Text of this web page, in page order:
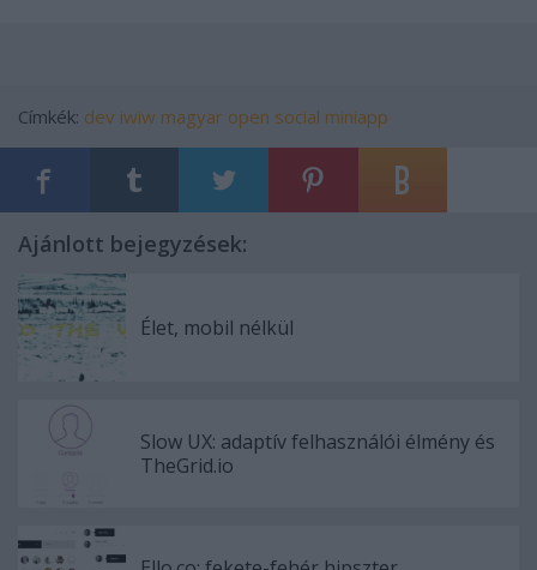
Címkék: dev iwiw magyar open social miniapp
Ajánlott bejegyzések:
Élet, mobil nélkül
Slow UX: adaptív felhasználói élmény és
TheGrid.io